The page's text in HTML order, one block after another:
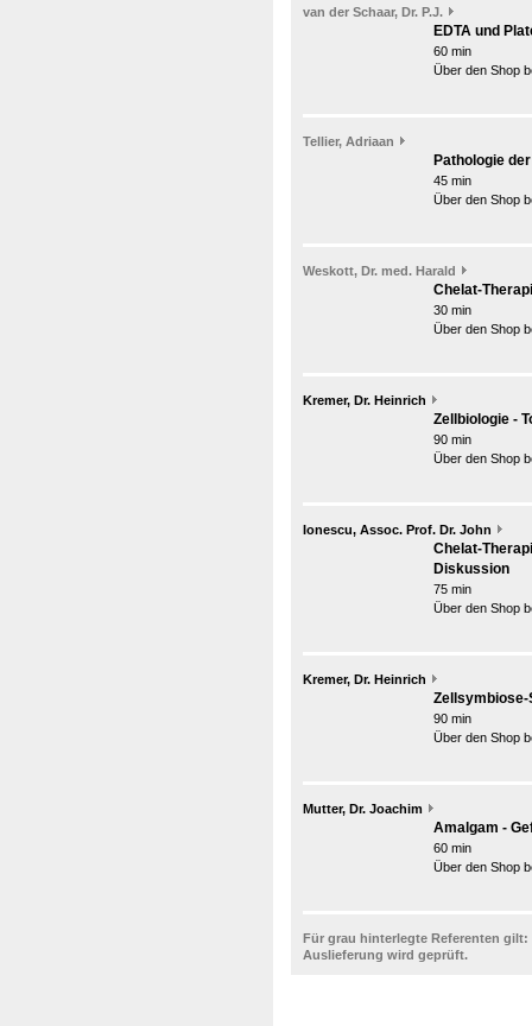
van der Schaar, Dr. P.J.
EDTA und
60 min
Über den Shop
Tellier, Adriaan
Pathologie
45 min
Über den Shop
Weskott, Dr. med. Harald
Chelat-
30 min
Über den Shop
Kremer, Dr. Heinrich
Zellbiologie -
90 min
Über den Shop
Ionescu, Assoc. Prof. Dr. John
Chelat-
Diskussion
75 min
Über den Shop
Kremer, Dr. Heinrich
Zellsymbiose-
90 min
Über den Shop
Mutter, Dr. Joachim
Amalgam -
60 min
Über den Shop
Für grau hinterlegte Referenten gilt:
Auslieferung wird geprüft.